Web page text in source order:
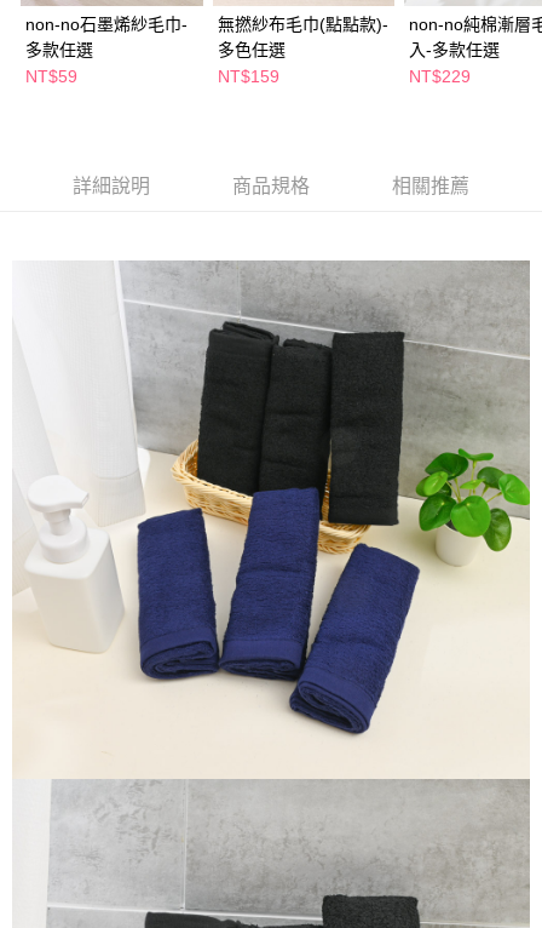
是否繳費成功／繳費後需取消欲退款等相關疑問，請聯繫「AFTEE先享後付
客戶支援中心」https://netprotections.freshdesk.com/support/home
【注意事項】
https://aftee.tw/terms/#terms3
４．使用「AFTEE先享後付」時，將依據個別帳號之用戶狀況，依本公司即
時審查核予不同之上限額度；若仍有額度不足之情形，本公司將視審查結果
請求用戶進行身份認證。
５．嚴禁一人註冊多個帳號或使用他人資訊註冊。若發現惡意使用之情形，
恩沛科技股份有限公司將有權停止該用戶之使用額度並採取法律行動。
每筆NT$65，滿NT$490(含以上)免運費
7-11取貨付款
每筆NT$65，滿NT$490(含以上)免運費
付款後寶雅門市自取(由倉庫統一出貨)
每筆NT$80，滿NT$290(含以上)免運費
non-no石墨烯紗毛巾-
多款任選
NT$59
無撚紗布毛巾(點點款)-
多色任選
NT$159
non-no純棉漸層
入-多款任選
NT$229
詳細說明 商品規格 相關推薦